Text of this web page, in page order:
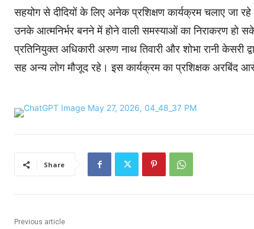
सहयोग से दीदियों के लिए अनेक प्रशिक्षण कार्यक्रम चलाए जा
उनके आत्मनिर्भर बनने में होने वाली समस्याओं का निराकरण
प्रतिनियुक्त अधिकारी अरुण नाथ तिवारी और शोभा रानी
सह अन्य लोग मौजूद रहे। इस कार्यक्रम का प्रशिक्षक अरबिंद
Share
Previous article